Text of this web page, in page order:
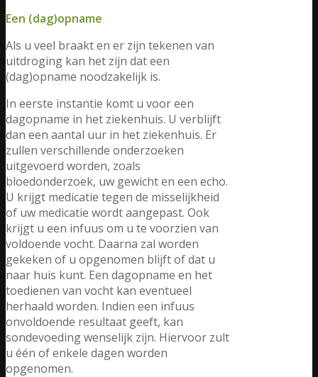
Een (dag)opname
Als u veel braakt en er zijn tekenen van
uitdroging kan het zijn dat een
(dag)opname noodzakelijk is.
In eerste instantie komt u voor een
dagopname in het ziekenhuis. U verblijft
dan een aantal uur in het ziekenhuis. Er
zullen verschillende onderzoeken
uitgevoerd worden, zoals
bloedonderzoek, uw gewicht en een echo.
U krijgt medicatie tegen de misselijkheid
of uw medicatie wordt aangepast. Ook
krijgt u een infuus om u te voorzien van
voldoende vocht. Daarna zal worden
gekeken of u opgenomen blijft of dat u
naar huis kunt. Een dagopname en het
toedienen van vocht kan eventueel
herhaald worden. Indien een infuus
onvoldoende resultaat geeft, kan
sondevoeding wenselijk zijn. Hiervoor zult
u één of enkele dagen worden
opgenomen.